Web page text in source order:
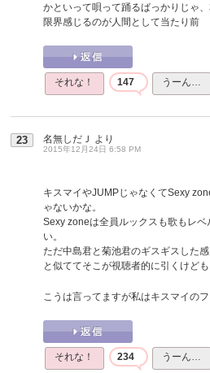
かといって唄って踊るばっかりじゃ
限界感じるのが人間として当たり前
それな！ 147 うーん…
23 名無しだＪ より
2015年12月24日 6:58 PM
キスマイやJUMPじゃなくてSexy
ゃないかな。
Sexy zoneは全員ルックスも歌もレ
い。
ただ中島君と菊池君のギスギスした
と似ててそこが視聴者的に引くけども
こうは言ってますが私はキスマイの
それな！ 234 うーん…